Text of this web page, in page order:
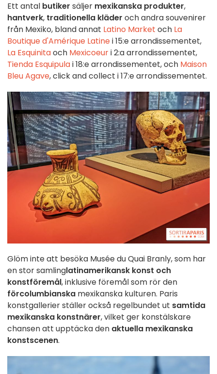
Ett antal butiker säljer mexikanska produkter,
hantverk, traditionella kläder och andra souvenirer
från Mexiko, bland annat Latino Market och La
Boutique d'Amérique Latinei 15:e arrondissementet,
La Esquinitaoch Mexicoeuri 2:a arrondissementet,
Tienda Esquipulai 18:e arrondissementet, och Maison
Bleu Agave, click and collect i 17:e arrondissementet.
Glöm inte att besöka Musée du Quai Branly, som har
en stor samlinglatinamerikansk konst och
konstföremål, inklusive föremål som rör den
förcolumbianska mexikanska kulturen. Paris
konstgallerier ställer också regelbundet ut samtida
mexikanska konstnärer, vilket ger konstälskare
chansen att upptäcka den aktuella mexikanska
konstscenen.